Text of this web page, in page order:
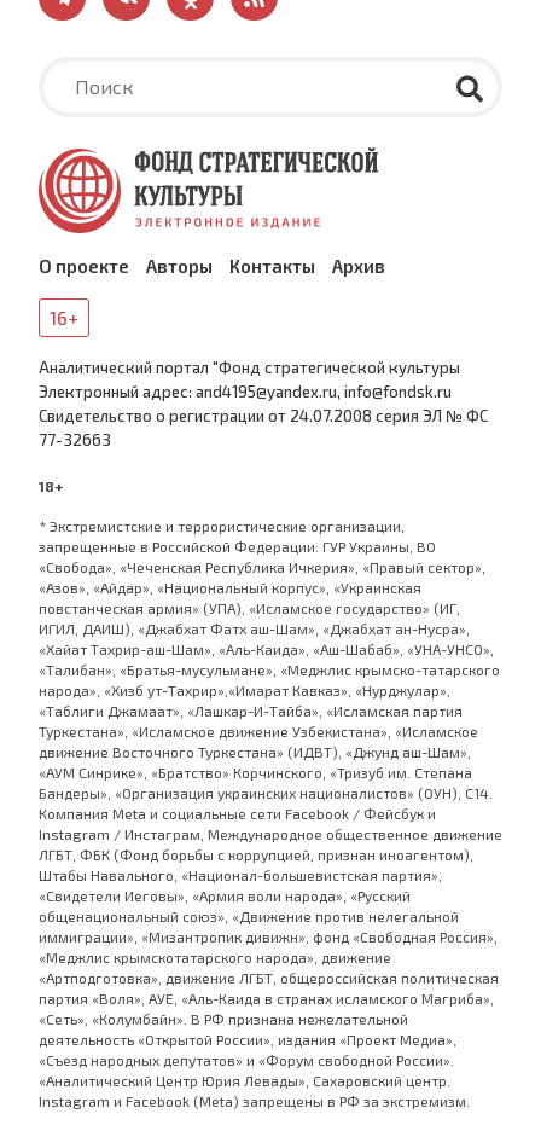
О проекте Авторы Контакты Архив
16+
Аналитический портал "Фонд стратегической культуры
Электронный адрес: and4195@yandex.ru, info@fondsk.ru
Cвидетельство о регистрации от 24.07.2008 серия ЭЛ № ФС
77-32663
18+
* Экстремистские и террористические организации,
запрещенные в Российской Федерации: ГУР Украины, ВО
«Свобода», «Чеченская Республика Ичкерия», «Правый сектор»,
«Азов», «Айдар», «Национальный корпус», «Украинская
повстанческая армия» (УПА), «Исламское государство» (ИГ,
ИГИЛ, ДАИШ), «Джабхат Фатх аш-Шам», «Джабхат ан-Нусра»,
«Хайат Тахрир-аш-Шам», «Аль-Каида», «Аш-Шабаб», «УНА-УНСО»,
«Талибан», «Братья-мусульмане», «Меджлис крымско-татарского
народа», «Хизб ут-Тахрир»,«Имарат Кавказ», «Нурджулар»,
«Таблиги Джамаат», «Лашкар-И-Тайба», «Исламская партия
Туркестана», «Исламское движение Узбекистана», «Исламское
движение Восточного Туркестана» (ИДВТ), «Джунд аш-Шам»,
«АУМ Синрике», «Братство» Корчинского, «Тризуб им. Степана
Бандеры», «Организация украинских националистов» (ОУН), С14.
Компания Meta и социальные сети Facebook / Фейсбук и
Instagram / Инстаграм, Международное общественное движение
ЛГБТ, ФБК (Фонд борьбы с коррупцией, признан иноагентом),
Штабы Навального, «Национал-большевистская партия»,
«Свидетели Иеговы», «Армия воли народа», «Русский
общенациональный союз», «Движение против нелегальной
иммиграции», «Мизантропик дивижн», фонд «Свободная Россия»,
«Меджлис крымскотатарского народа», движение
«Артподготовка», движение ЛГБТ, общероссийская политическая
партия «Воля», АУЕ, «Аль-Каида в странах исламского Магриба»,
«Сеть», «Колумбайн». В РФ признана нежелательной
деятельность «Открытой России», издания «Проект Медиа»,
«Съезд народных депутатов» и «Форум свободной России».
«Аналитический Центр Юрия Левады», Сахаровский центр.
Instagram и Facebook (Metа) запрещены в РФ за экстремизм.